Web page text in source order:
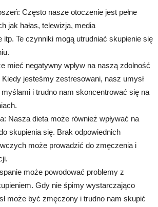
Często nasze otoczenie jest pełne
jak hałas, telewizja, media
itp. Te czynniki mogą utrudniać skupienie się
mieć negatywny wpływ na naszą zdolność
jesteśmy zestresowani, nasz umysł
i trudno nam skoncentrować się na
Nasza dieta może również wpływać na
skupienia się. Brak odpowiednich
może prowadzić do zmęczenia i
może powodować problemy z
Gdy nie śpimy wystarczająco
może być zmęczony i trudno nam skupić